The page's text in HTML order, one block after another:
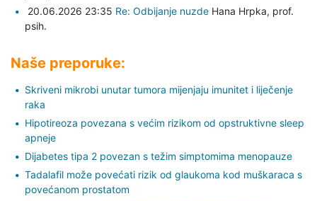
20.06.2026 23:35 Re: Odbijanje nuzde Hana Hrpka, prof.
psih.
Naše preporuke:
Skriveni mikrobi unutar tumora mijenjaju imunitet i liječenje
raka
Hipotireoza povezana s većim rizikom od opstruktivne sleep
apneje
Dijabetes tipa 2 povezan s težim simptomima menopauze
Tadalafil može povećati rizik od glaukoma kod muškaraca s
povećanom prostatom